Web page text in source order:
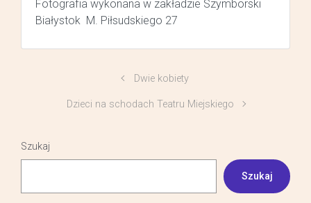
Fotografia wykonana w zakładzie Szymborski
Białystok M. Piłsudskiego 27
Dwie kobiety
Dzieci na schodach Teatru Miejskiego
Szukaj
Szukaj